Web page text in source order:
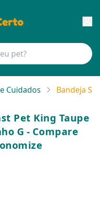
Cuidados Bandeja
Pet King Taupe
G - Compare